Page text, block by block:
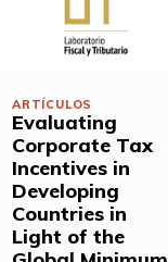
ARTÍCULOS
Evaluating
Corporate Tax
Incentives in
Developing
Countries in
Light of the